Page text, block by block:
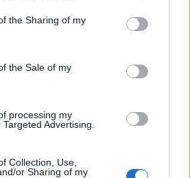
usage behaviour. You may click to
Google and its third-party tags to
specified purposes in below Google
the Sharing of my
the Sale of my
processing my
Advertising.
Collection, Use,
or Sharing of my
építési szakasz indult be a
téri felüljárón